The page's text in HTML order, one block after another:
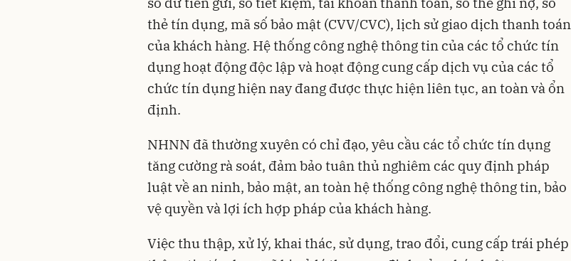
thẻ tín dụng, mã số bảo mật (CVV/CVC), lịch sử giao dịch thanh toán
của khách hàng. Hệ thống công nghệ thông tin của các tổ chức tín
dụng hoạt động độc lập và hoạt động cung cấp dịch vụ của các tổ
chức tín dụng hiện nay đang được thực hiện liên tục, an toàn và ổn
định.
NHNN đã thường xuyên có chỉ đạo, yêu cầu các tổ chức tín dụng
tăng cường rà soát, đảm bảo tuân thủ nghiêm các quy định pháp
luật về an ninh, bảo mật, an toàn hệ thống công nghệ thông tin, bảo
vệ quyền và lợi ích hợp pháp của khách hàng.
Việc thu thập, xử lý, khai thác, sử dụng, trao đổi, cung cấp trái phép